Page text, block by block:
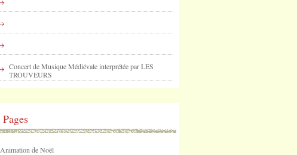
Concert de Musique Médiévale interprétée par LES
TROUVEURS
Pages
Animation de Noël